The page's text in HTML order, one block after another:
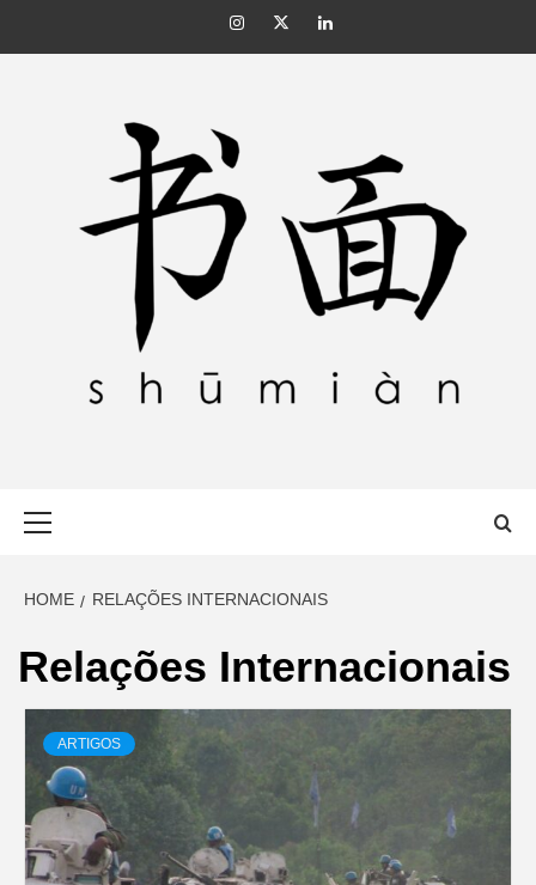
InstagramTwitterLinkedin
HOME RELAÇÕES INTERNACIONAIS
Relações Internacionais
ARTIGOS